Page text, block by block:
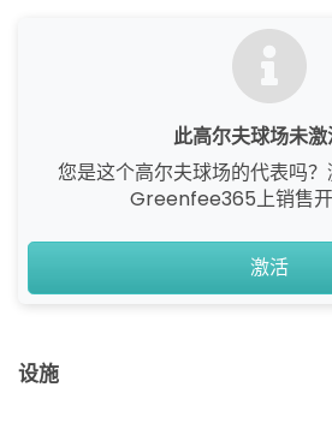
此高尔夫球场未激
您是这个高尔夫球场的代表吗
Greenfee365上销售开
激活
设施